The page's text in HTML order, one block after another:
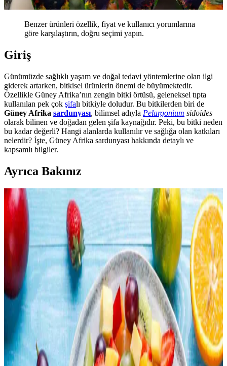
Benzer ürünleri özellik, fiyat ve kullanıcı yorumlarına
göre karşılaştırın, doğru seçimi yapın.
Giriş
Günümüzde sağlıklı yaşam ve doğal tedavi yöntemlerine olan ilgi
giderek artarken, bitkisel ürünlerin önemi de büyümektedir.
Özellikle Güney Afrika’nın zengin bitki örtüsü, geleneksel tıpta
kullanılan pek çok şifalı bitkiyle doludur. Bu bitkilerden biri de
Güney Afrika sardunyası, bilimsel adıyla Pelargonium sidoides
olarak bilinen ve doğadan gelen şifa kaynağıdır. Peki, bu bitki neden
bu kadar değerli? Hangi alanlarda kullanılır ve sağlığa olan katkıları
nelerdir? İşte, Güney Afrika sardunyası hakkında detaylı ve
kapsamlı bilgiler.
Ayrıca Bakınız
Evde Sağlıklı ve Ekonomik Smoothie Hazırlama
Yöntemleri ve Tarifleri
Evde smoothie hazırlamak, ekonomik ve besleyici öğünler sunar.
Doğru malzeme seçimi, besin değeri dengesi ve çevre dostu
uygulamalarla sağlıklı içecekler oluşturabilirsiniz.
Otomatik Kedi Kumu Kabı: Zaman Tasarrufu ve
Hijyen Sağlayan Pratik Çözüm
Otomatik kedi kumu kabı, zaman tasarrufu ve hijyen sunarak kedi
sahiplerinin günlük yükünü azaltır. Cihaz seçimi ve bakımına dikkat
edilmelidir. Tasarruf, maddi ve zihinsel sağlık açısından önemlidir.
Çocuk Dostu ve Pratik Taşınabilir Öğünlerle
Dışarıda Yemek Alışkanlığını Azaltma Yöntemleri